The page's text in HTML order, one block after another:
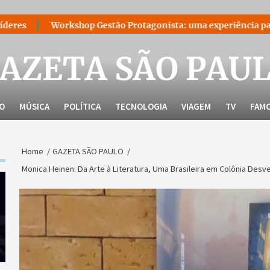
Gestão Protagonista: uma experiência para quem decidiu
SÃO
MÚSICA POLÍTICA TECNOLOGIA VIAGEM TV
Home
GAZETA SÃO PAULO
Monica Heinen: Da Arte à Literatura, Uma Brasileira em Colônia